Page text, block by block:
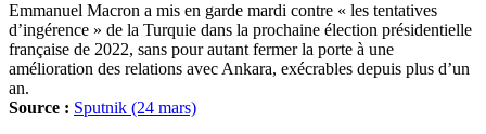
Emmanuel Macron a mis en garde mardi contre « les tentatives
d’ingérence » de la Turquie dans la prochaine élection présidentielle
française de 2022, sans pour autant fermer la porte à une
amélioration des relations avec Ankara, exécrables depuis plus d’un
an.
Source : Sputnik (24 mars)